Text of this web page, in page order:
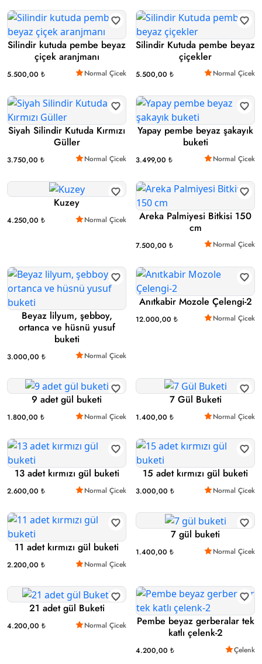
Silindir kutuda pembe beyaz
çiçek aranjmanı
5.500,00 ₺ Normal Çicek
Silindir Kutuda pembe beyaz
çiçekler
5.500,00 ₺ Normal Çicek
Siyah Silindir Kutuda Kırmızı
Güller
3.750,00 ₺ Normal Çicek
Yapay pembe beyaz şakayık
buketi
3.499,00 ₺ Normal Çicek
Kuzey
4.250,00 ₺ Normal Çicek
Areka Palmiyesi Bitkisi 150
cm
7.500,00 ₺ Normal Çicek
Beyaz lilyum, şebboy,
ortanca ve hüsnü yusuf
buketi
3.000,00 ₺ Normal Çicek
Anıtkabir Mozole Çelengi-2
12.000,00 ₺ Normal Çicek
9 adet gül buketi
1.800,00 ₺ Normal Çicek
7 Gül Buketi
1.400,00 ₺ Normal Çicek
13 adet kırmızı gül buketi
2.600,00 ₺ Normal Çicek
15 adet kırmızı gül buketi
3.000,00 ₺ Normal Çicek
11 adet kırmızı gül buketi
2.200,00 ₺ Normal Çicek
7 gül buketi
1.400,00 ₺ Normal Çicek
21 adet gül Buketi
4.200,00 ₺ Normal Çicek
Pembe beyaz gerberalar tek
katlı çelenk-2
4.200,00 ₺ Çelenk